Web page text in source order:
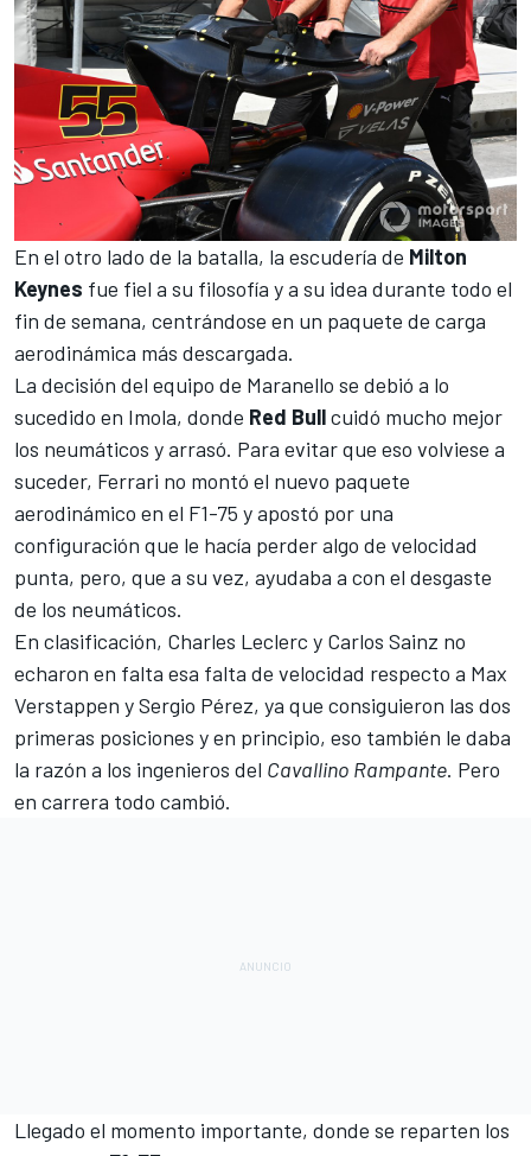
En el otro lado de la batalla, la escudería de Milton
Keynes fue fiel a su filosofía y a su idea durante todo el
fin de semana, centrándose en un paquete de carga
aerodinámica más descargada.
La decisión del equipo de Maranello se debió a lo
sucedido en Imola, donde Red Bullcuidó mucho mejor
los neumáticos y arrasó. Para evitar que eso volviese a
suceder, Ferrari no montó el nuevo paquete
aerodinámico en el F1-75 y apostó por una
configuración que le hacía perder algo de velocidad
punta, pero, que a su vez, ayudaba a con el desgaste
de los neumáticos.
En clasificación, Charles Leclerc y Carlos Sainz no
echaron en falta esa falta de velocidad respecto a Max
Verstappen ySergio Pérez, ya que consiguieron las dos
primeras posiciones y en principio, eso también le daba
la razón a los ingenieros del Cavallino Rampante. Pero
en carrera todo cambió.
Llegado el momento importante, donde se reparten los